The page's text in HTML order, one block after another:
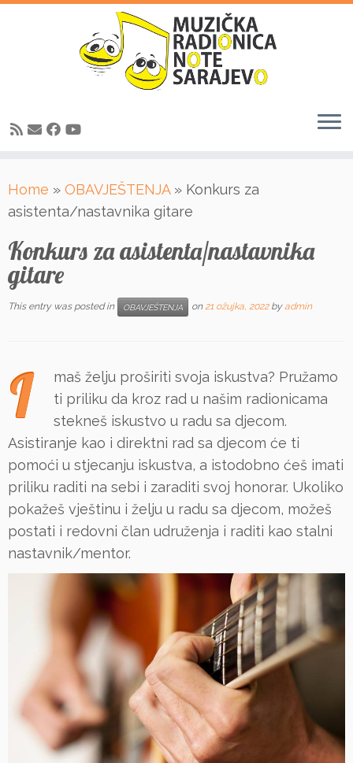
to
content
Home » OBAVJEŠTENJA » Konkurs za
asistenta/nastavnika gitare
Konkurs za asistenta/nastavnika
gitare
This entry was posted in OBAVJEŠTENJA on21 ožujka, 2022 byadmin
I
maš želju proširiti svoja iskustva? Pružamo
ti priliku da kroz rad u našim radionicama
stekneš iskustvo u radu sa djecom.
Asistiranje kao i direktni rad sa djecom će ti
pomoći u stjecanju iskustva, a istodobno ćeš imati
priliku raditi na sebi i zaraditi svoj honorar. Ukoliko
pokažeš vještinu i želju u radu sa djecom, možeš
postati i redovni član udruženja i raditi kao stalni
nastavnik/mentor.